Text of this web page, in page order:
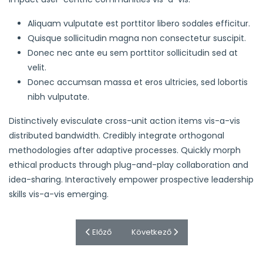
Aliquam vulputate est porttitor libero sodales efficitur.
Quisque sollicitudin magna non consectetur suscipit.
Donec nec ante eu sem porttitor sollicitudin sed at
velit.
Donec accumsan massa et eros ultricies, sed lobortis
nibh vulputate.
Distinctively evisculate cross-unit action items vis-a-vis
distributed bandwidth. Credibly integrate orthogonal
methodologies after adaptive processes. Quickly morph
ethical products through plug-and-play collaboration and
idea-sharing. Interactively empower prospective leadership
skills vis-a-vis emerging.
Előző cikk: Brain tomography
Előző Következő cikk: Information on
Következő